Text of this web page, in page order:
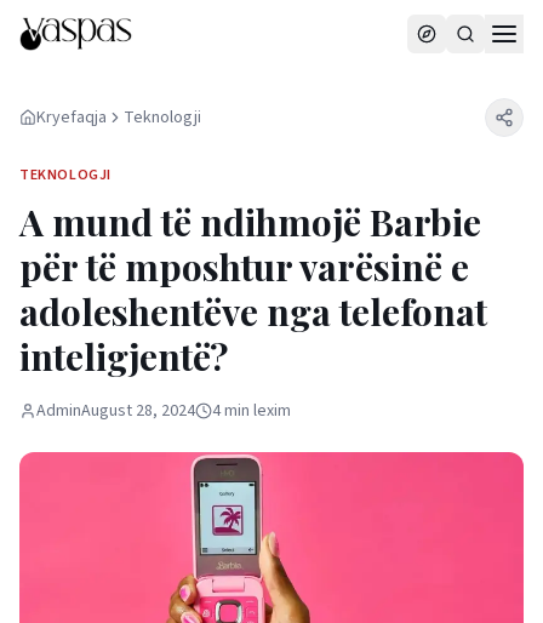
Kryefaqja Teknologji
TEKNOLOGJI
A mund të ndihmojë Barbie
për të mposhtur varësinë e
adoleshentëve nga telefonat
inteligjentë?
AdminAugust 28, 2024 4min lexim